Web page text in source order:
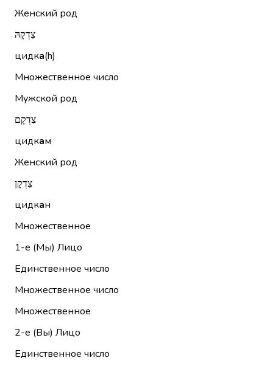
Женский род
צִדְקָהּ
цидка(h)
Множественное число
Мужской род
צִדְקָם
цидкам
Женский род
צִדְקָן
цидкан
Множественное
1-е (Мы) Лицо
Единственное число
Множественное число
Множественное
2-е (Вы) Лицо
Единственное число